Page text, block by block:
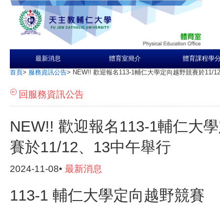
最新消息 體育室簡介 體育課程學
首頁> 服務資訊公告> NEW!! 歡迎報名113-1輔仁大學定向越野競賽於11/
回服務資訊公告
NEW!! 歡迎報名113-1輔仁大
賽於11/12、13中午舉行
2024-11-08• 最新消息
113-1 輔仁大學定向越野競賽